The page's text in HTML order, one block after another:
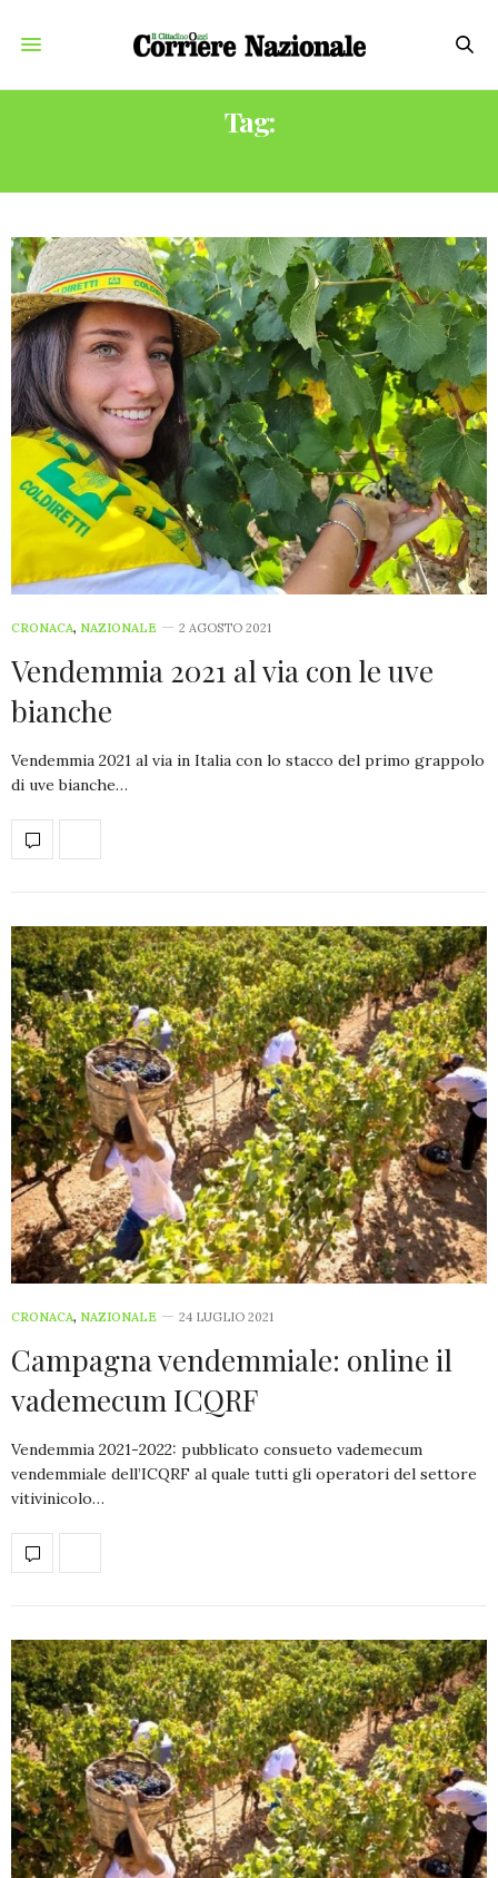
Tag:
CRONACA, NAZIONALE 2 AGOSTO 2021
Vendemmia 2021 al via con le uve
bianche
Vendemmia 2021 al via in Italia con lo stacco del primo grappolo
di uve bianche…
CRONACA, NAZIONALE 24 LUGLIO 2021
Campagna vendemmiale: online il
vademecum ICQRF
Vendemmia 2021-2022: pubblicato consueto vademecum
vendemmiale dell’ICQRF al quale tutti gli operatori del settore
vitivinicolo…